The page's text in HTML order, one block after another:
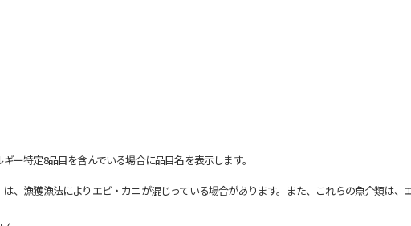
ー特定8品目を含んでいる場合に品目名を表示します。
漁獲漁法によりエビ・カニが混じっている場合があります。また、これらの魚介類は、